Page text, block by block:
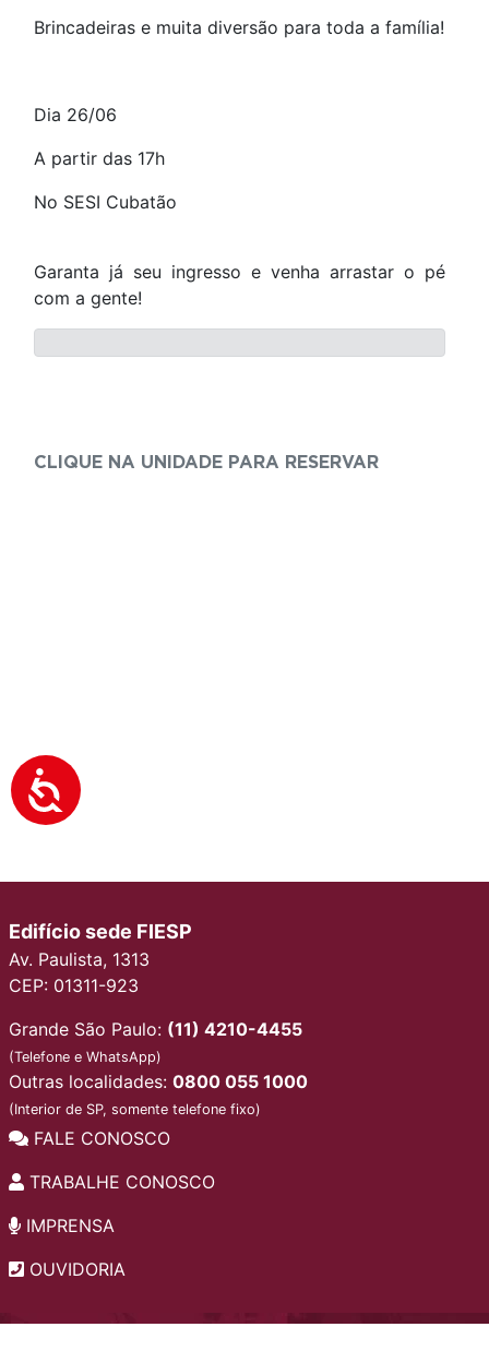
Brincadeiras e muita diversão para toda a família!
Dia 26/06
A partir das 17h
No SESI Cubatão
Garanta já seu ingresso e venha arrastar o pé
com a gente!
CLIQUE NA UNIDADE PARA RESERVAR
Edifício sede FIESP
Av. Paulista, 1313
CEP: 01311-923
Grande São Paulo: (11) 4210-4455
(Telefone e WhatsApp)
Outras localidades: 0800 055 1000
(Interior de SP, somente telefone fixo)
FALE CONOSCO
TRABALHE CONOSCO
IMPRENSA
OUVIDORIA